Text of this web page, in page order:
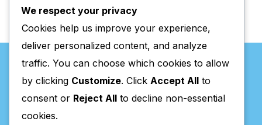
Valpaços Online
We respect your privacy
Cookies help us improve your experience,
deliver personalized content, and analyze
traffic. You can choose which cookies to allow
by clicking Customize. Click Accept All to
consent or Reject All to decline non-essential
cookies.